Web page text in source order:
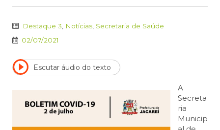
Destaque 3 Notícias Secretaria de Saúde
02/07/2021
Escutar áudio do texto
A
Secreta
ria
Municip